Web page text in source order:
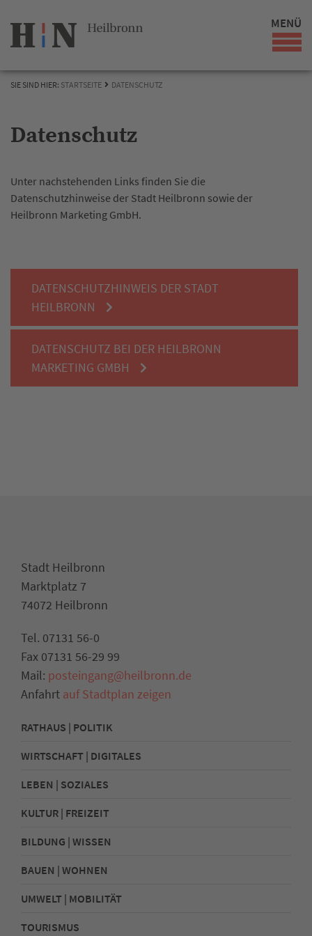
MENÜ
SIE SIND HIER: STARTSEITE DATENSCHUTZ
Datenschutz
Unter nachstehenden Links finden Sie die
Datenschutzhinweise der Stadt Heilbronn sowie der
Heilbronn Marketing GmbH.
DATENSCHUTZHINWEIS DER STADT
HEILBRONN
DATENSCHUTZ BEI DER HEILBRONN
MARKETING GMBH
Stadt Heilbronn
Marktplatz 7
74072 Heilbronn
Tel. 07131 56-0
Fax 07131 56-29 99
Mail: posteingang@heilbronn.de
Anfahrt auf Stadtplan zeigen
RATHAUS | POLITIK
WIRTSCHAFT | DIGITALES
LEBEN | SOZIALES
KULTUR | FREIZEIT
BILDUNG | WISSEN
BAUEN | WOHNEN
UMWELT | MOBILITÄT
TOURISMUS